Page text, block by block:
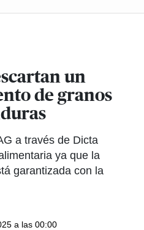
un
de granos
a través de Dicta
ya que la
garantizada con la
a las 00:00